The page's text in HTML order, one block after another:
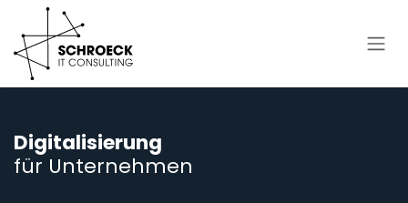
Zum Inhalt springen
Digitalisierung
für Unternehmen